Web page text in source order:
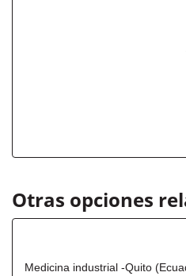
Otras opciones
Medicina industrial -Quito